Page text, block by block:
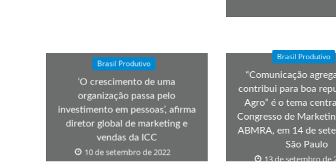
Brasil Produtivo
‘O crescimento de uma
organização passa pelo
investimento em pessoas’, afirma
diretor global de marketing e
vendas da ICC
10 de setembro de 2022
Brasil Produtivo
“Comunicação
contribui para boa
Agro” é o tema
Congresso de
ABMRA, em 14 de
São Paulo
13 de setembro de